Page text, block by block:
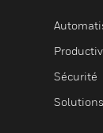
Sécurité